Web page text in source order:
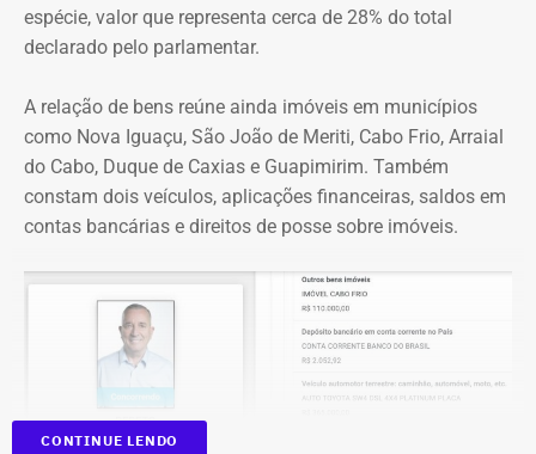
pessoa, como: “Estamos aqui recuperando os aparelhos
da praça”.
*Com informações do g1
espécie, valor que representa cerca de 28% do total
declarado pelo parlamentar.
A relação de bens reúne ainda imóveis em municípios
como Nova Iguaçu, São João de Meriti, Cabo Frio, Arraial
do Cabo, Duque de Caxias e Guapimirim. Também
constam dois veículos, aplicações financeiras, saldos em
contas bancárias e direitos de posse sobre imóveis.
CONTINUE LENDO